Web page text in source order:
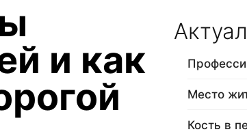
и как
Кость в